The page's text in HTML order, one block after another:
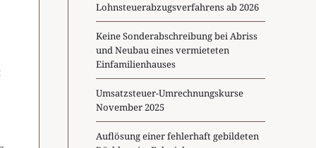
Lohnsteuerabzugsverfahrens ab 2026
Keine Sonderabschreibung bei Abriss
und Neubau eines vermieteten
Einfamilienhauses
Umsatzsteuer-Umrechnungskurse
November 2025
Auflösung einer fehlerhaft gebildeten